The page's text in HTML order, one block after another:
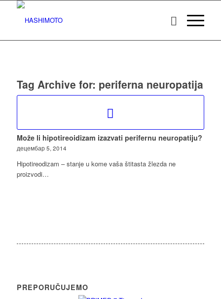
Tag Archive for: periferna neuropatija
Može li hipotireoidizam izazvati perifernu neuropatiju?
децембар 5, 2014
Hipotireodizam – stanje u kome vaša štitasta žlezda ne
proizvodi…
PREPORUČUJEMO